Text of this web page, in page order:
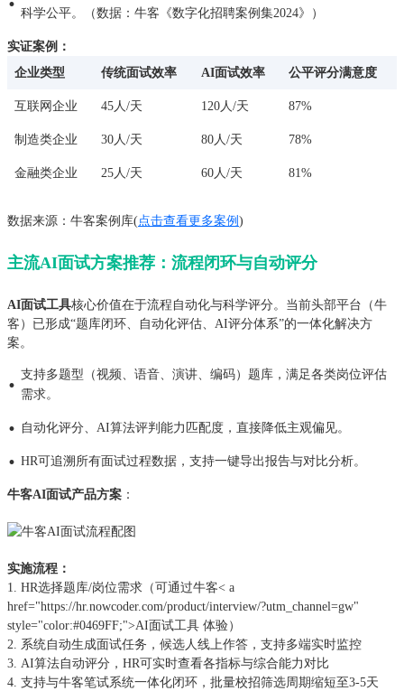
科学公平。（数据：牛客《数字化招聘案例集2024》）
实证案例：
企业类型
传统面试效率 AI面试效率 公平评分满意度
互联网企业 45人/天 120人/天 87%
制造类企业 30人/天 80人/天 78%
金融类企业 25人/天 60人/天 81%
数据来源：牛客案例库(点击查看更多案例 )
主流AI面试方案推荐：流程闭环与自动评分
AI面试工具核心价值在于流程自动化与科学评分。当前头部平台（牛
客）已形成“题库闭环、自动化评估、AI评分体系”的一体化解决方
案。
· 支持多题型（视频、语音、演讲、编码）题库，满足各类岗位评估
需求。
· 自动化评分、AI算法评判能力匹配度，直接降低主观偏见。
· HR可追溯所有面试过程数据，支持一键导出报告与对比分析。
牛客AI面试产品方案 ：
实施流程：
1. HR选择题库/岗位需求（可通过牛客< a
href="https://hr.nowcoder.com/product/interview/?utm_channel=gw"
style="color:#0469FF;">AI面试工具 体验）
2. 系统自动生成面试任务，候选人线上作答，支持多端实时监控
3. AI算法自动评分，HR可实时查看各指标与综合能力对比
4. 支持与牛客笔试系统一体化闭环，批量校招筛选周期缩短至3-5天